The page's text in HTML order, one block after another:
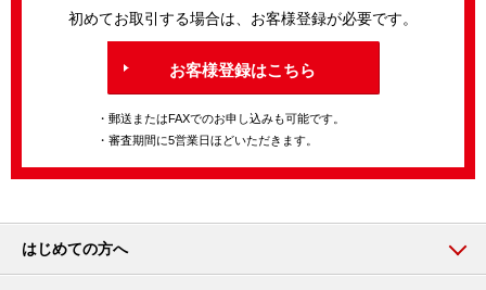
初めてお取引する場合は、お客様登録が必要です。
お客様登録はこちら
・郵送またはFAXでのお申し込みも可能です。
・審査期間に5営業日ほどいただきます。
はじめての方へ